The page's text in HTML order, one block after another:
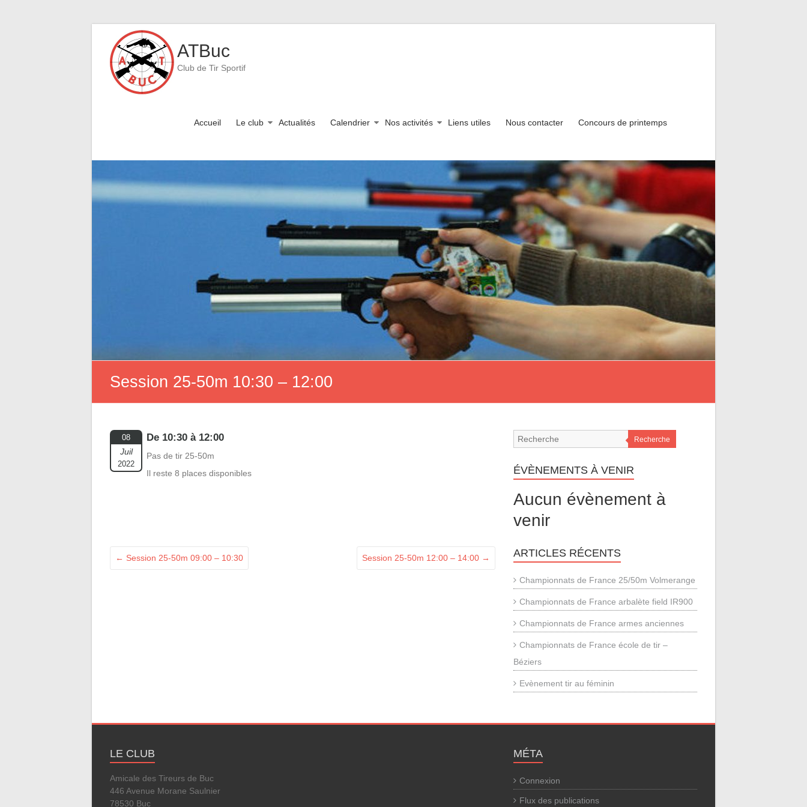
content
ATBuc
Club de Tir Sportif
Accueil Le club Actualités Calendrier Nos activités Liens utiles Nous contacter Concours de printemps
Session 25-50m 10:30 – 12:00
08
Juil
2022
De 10:30 à 12:00
Pas de tir 25-50m
Il reste 8 places disponibles
← Session 25-50m 09:00 – 10:30 Session 25-50m 12:00 – 14:00 →
Recherche
ÉVÈNEMENTS À VENIR
Aucun évènement à
venir
ARTICLES RÉCENTS
Championnats de France 25/50m Volmerange
Championnats de France arbalète field IR900
Championnats de France armes anciennes
Championnats de France école de tir –
Béziers
Evènement tir au féminin
LE CLUB
Amicale des Tireurs de Buc
446 Avenue Morane Saulnier
78530 Buc
MÉTA
Connexion
Flux des publications